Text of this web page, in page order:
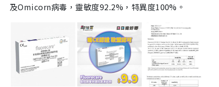
及Omicorn病毒，靈敏度92.2%，特異度100%。